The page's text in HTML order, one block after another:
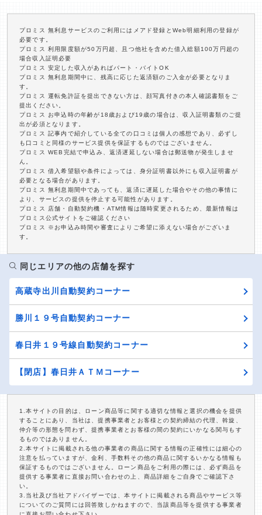
プロミス 無利息サービスのご利用にはメアド登録とWeb明細利用の登録が
必要です。
プロミス 利用限度額が50万円超、且つ他社を含めた借入総額100万円超の
場合収入証明必要
プロミス 安定した収入があればパート・バイトOK
プロミス 無利息期間中に、残高に応じた返済額のご入金が必要となりま
す。
プロミス 運転免許証を提出できない方は、顔写真付きの本人確認書類をご
提出ください。
プロミス お申込時の年齢が18歳および19歳の場合は、収入証明書類のご提
出が必須となります。
プロミス 記事内で紹介している全ての口コミは個人の感想であり、必ずし
も口コミと同様のサービス提供を保証するものではございません。
プロミス WEB完結で申込み、返済遅延しない場合は郵送物が発生しませ
ん。
プロミス 借入希望額や条件によっては、身分証明書以外にも収入証明書が
必要となる場合があります。
プロミス 無利息期間中であっても、返済に遅延した場合やその他の事情に
より、サービスの提供を停止する可能性があります。
プロミス 店舗・自動契約機・ATM情報は随時変更されるため、最新情報は
プロミス公式サイトをご確認ください
プロミス ※お申込み時間や審査によりご希望に添えない場合がございま
す。
同じエリアの他の店舗を探す
高蔵寺出川自動契約コーナー
勝川１９号自動契約コーナー
春日井１９号線自動契約コーナー
【閉店】春日井ＡＴＭコーナー
1.本サイトの目的は、ローン商品等に関する適切な情報と選択の機会を提供
することにあり、当社は、提携事業者とお客様との契約締結の代理、斡旋、
仲介等の形態を問わず、提携事業者とお客様の間の契約にいかなる関与もす
るものではありません。
2.本サイトに掲載される他の事業者の商品に関する情報の正確性には細心の
注意を払っていますが、金利、手数料その他の商品に関するいかなる情報も
保証するものではございません。ローン商品をご利用の際には、必ず商品を
提供する事業者に直接お問い合わせの上、商品詳細をご自身でご確認下さ
い。
3.当社及び当社アドバイザーでは、本サイトに掲載される商品やサービス等
についてのご質問には回答致しかねますので、当該商品等を提供する事業者